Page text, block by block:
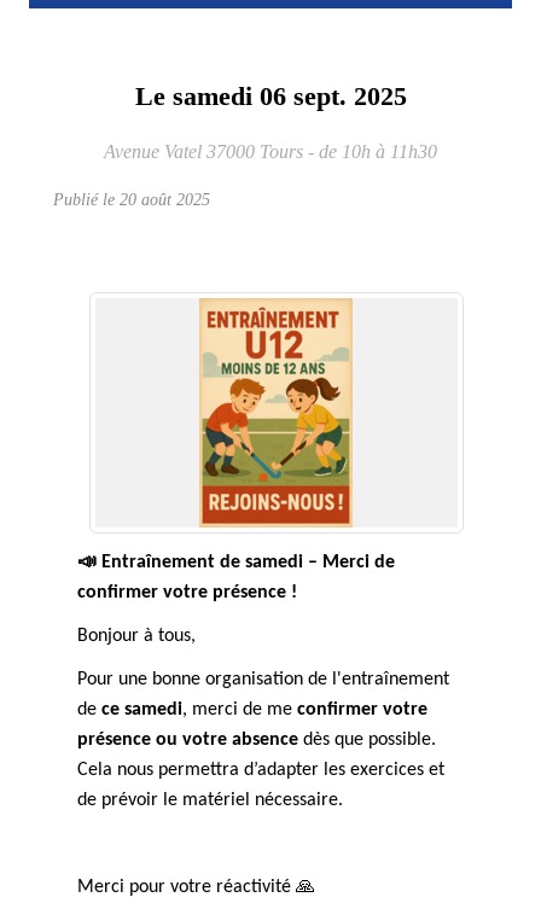
Le samedi 06 sept. 2025
Avenue Vatel 37000 Tours - de 10h à 11h30
Publié le 20 août 2025
📣 Entraînement de samedi – Merci de
confirmer votre présence !
Bonjour à tous,
Pour une bonne organisation de l'entraînement
de ce samedi, merci de me confirmer votre
présence ou votre absence dès que possible.
Cela nous permettra d’adapter les exercices et
de prévoir le matériel nécessaire.
Merci pour votre réactivité 🙏